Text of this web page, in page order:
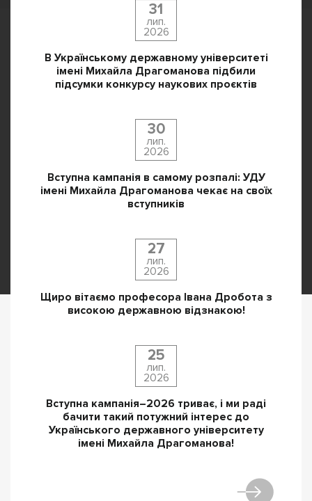
31
лип.
2026
В Українському державному університеті
імені Михайла Драгоманова підбили
підсумки конкурсу наукових проєктів
30
лип.
2026
Вступна кампанія в самому розпалі: УДУ
імені Михайла Драгоманова чекає на своїх
вступників
27
лип.
2026
Щиро вітаємо професора Івана Дробота з
високою державною відзнакою!
25
лип.
2026
Вступна кампанія–2026 триває, і ми раді
бачити такий потужний інтерес до
Українського державного університету
імені Михайла Драгоманова!